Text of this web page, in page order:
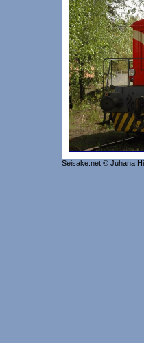
Seisake.net © Juhana